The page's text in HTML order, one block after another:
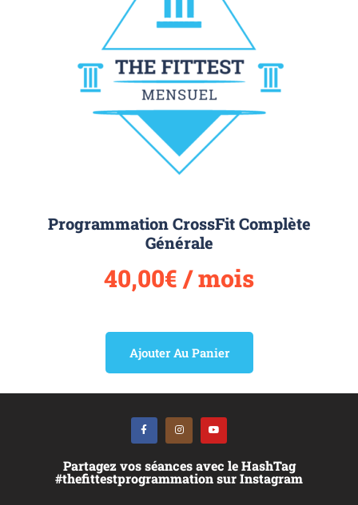
Programmation CrossFit Complète
Générale
40,00€ / mois
Ajouter Au Panier
Partagez vos séances avec le HashTag
#thefittestprogrammation sur Instagram